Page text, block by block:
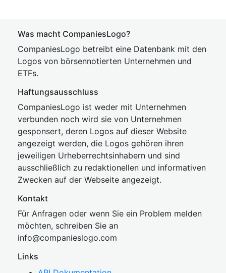
Was macht CompaniesLogo?
CompaniesLogo betreibt eine Datenbank mit den
Logos von börsennotierten Unternehmen und
ETFs.
Haftungsausschluss
CompaniesLogo ist weder mit Unternehmen
verbunden noch wird sie von Unternehmen
gesponsert, deren Logos auf dieser Website
angezeigt werden, die Logos gehören ihren
jeweiligen Urheberrechtsinhabern und sind
ausschließlich zu redaktionellen und informativen
Zwecken auf der Webseite angezeigt.
Kontakt
Für Anfragen oder wenn Sie ein Problem melden
möchten, schreiben Sie an
info@companieslogo.com
Links